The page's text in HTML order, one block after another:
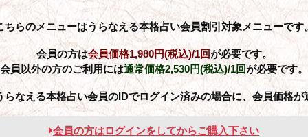
ちらのメニューはうらなえる本格占い会員割引対象メニューです
会員の方は会員価格1,980円(税込)/1回が必要です。
会員以外の方のご利用には通常価格2,530円(税込)/1回が必要です。
なえる本格占い会員のIDでログイン済みの場合に、会員価格が
会員の方はログインをしてからご購入下さい